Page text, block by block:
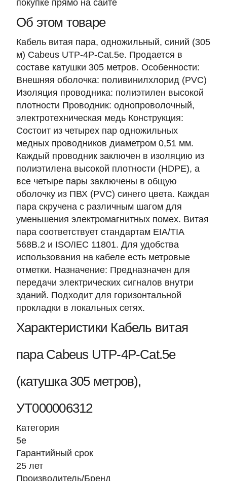
покупке прямо на сайте
Об этом товаре
Кабель витая пара, одножильный, синий (305
м) Cabeus UTP-4P-Cat.5e. Продается в
составе катушки 305 метров. Особенности:
Внешняя оболочка: поливинилхлорид (PVC)
Изоляция проводника: полиэтилен высокой
плотности Проводник: однопроволочный,
электротехническая медь Конструкция:
Состоит из четырех пар одножильных
медных проводников диаметром 0,51 мм.
Каждый проводник заключен в изоляцию из
полиэтилена высокой плотности (HDPE), а
все четыре пары заключены в общую
оболочку из ПВХ (PVC) синего цвета. Каждая
пара скручена с различным шагом для
уменьшения электромагнитных помех. Витая
пара соответствует стандартам EIA/TIA
568B.2 и ISO/IEC 11801. Для удобства
использования на кабеле есть метровые
отметки. Назначение: Предназначен для
передачи электрических сигналов внутри
зданий. Подходит для горизонтальной
прокладки в локальных сетях.
Характеристики Кабель витая
пара Cabeus UTP-4P-Cat.5e
(катушка 305 метров),
УТ000006312
Категория
5е
Гарантийный срок
25 лет
Производитель/Бренд